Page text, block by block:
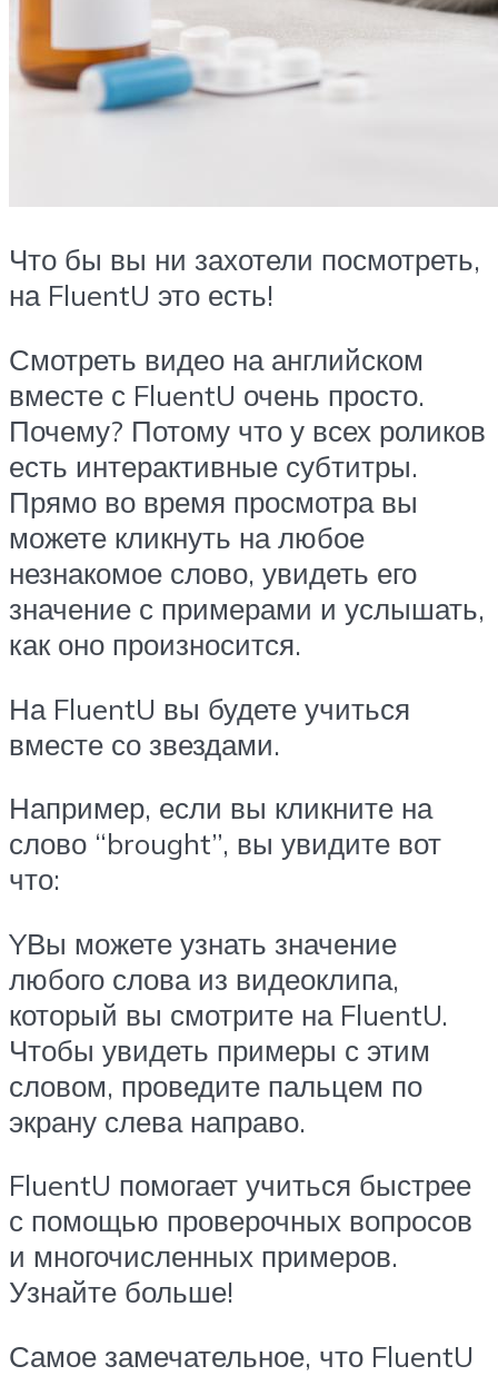
Что бы вы ни захотели посмотреть,
на FluentU это есть!
Смотреть видео на английском
вместе с FluentU очень просто.
Почему? Потому что у всех роликов
есть интерактивные субтитры.
Прямо во время просмотра вы
можете кликнуть на любое
незнакомое слово, увидеть его
значение с примерами и услышать,
как оно произносится.
На FluentU вы будете учиться
вместе со звездами.
Например, если вы кликните на
слово “brought”, вы увидите вот
что:
YВы можете узнать значение
любого слова из видеоклипа,
который вы смотрите на FluentU.
Чтобы увидеть примеры с этим
словом, проведите пальцем по
экрану слева направо.
FluentU помогает учиться быстрее
с помощью проверочных вопросов
и многочисленных примеров.
Узнайте больше!
Самое замечательное, что FluentU